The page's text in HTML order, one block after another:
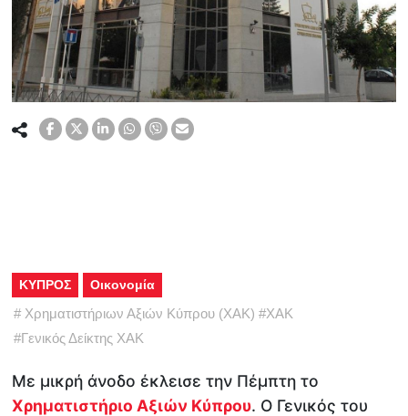
ΚΥΠΡΟΣ Οικονομία
# Χρηματιστήριων Αξιών Κύπρου (ΧΑΚ) #ΧΑΚ
#Γενικός Δείκτης ΧΑΚ
Με μικρή άνοδο έκλεισε την Πέμπτη το
Χρηματιστήριο Αξιών Κύπρου. Ο Γενικός του